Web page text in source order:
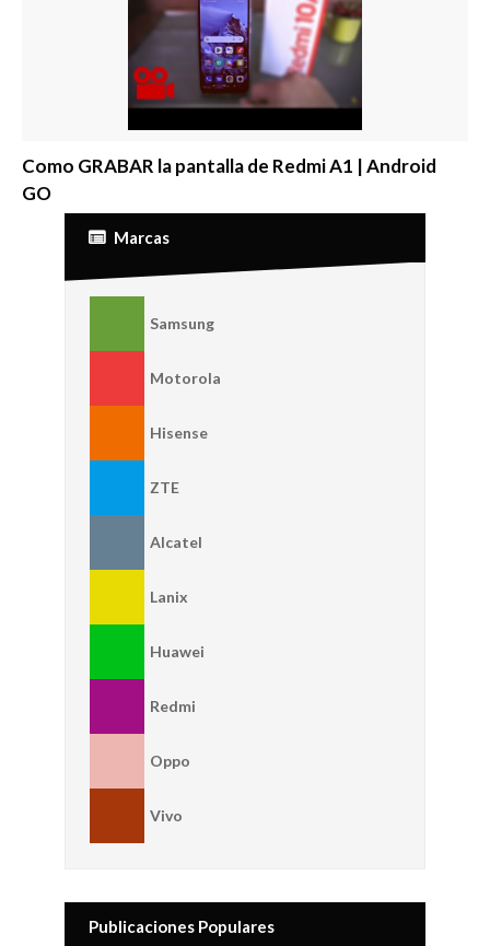
Como GRABAR la pantalla de Redmi A1 | Android
GO
Marcas
Samsung
Motorola
Hisense
ZTE
Alcatel
Lanix
Huawei
Redmi
Oppo
Vivo
Publicaciones Populares